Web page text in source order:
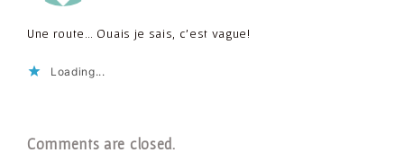
Une route… Ouais je sais, c'est vague!
Loading...
Comments are closed.